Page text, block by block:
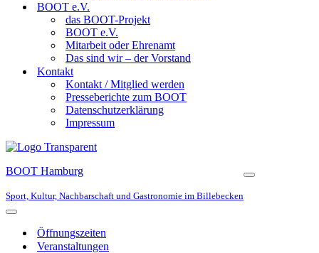
BOOT e.V.
das BOOT-Projekt
BOOT e.V.
Mitarbeit oder Ehrenamt
Das sind wir – der Vorstand
Kontakt
Kontakt / Mitglied werden
Presseberichte zum BOOT
Datenschutzerklärung
Impressum
BOOT Hamburg
Sport, Kultur, Nachbarschaft und Gastronomie im Billebecken
Navigationsmenü
Navigationsmenü
Öffnungszeiten
Veranstaltungen